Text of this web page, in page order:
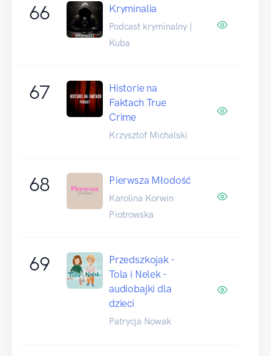
66 Kryminalia
Podcast kryminalny |
Kuba
67
Historie na
Faktach True
Crime
Krzysztof Michalski
68 Pierwsza Młodość
Karolina Korwin
Piotrowska
69
Przedszkojak -
Tola i Nelek -
audiobajki dla
dzieci
Patrycja Nowak